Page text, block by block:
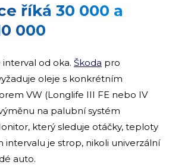
říká 30 000 a
000
od oka. Škoda pro
oleje s konkrétním
VW (Longlife III FE nebo IV
na palubní systém
který sleduje otáčky, teploty
intervalu je strop, nikoli univerzální
auto.